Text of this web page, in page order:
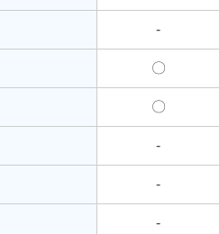
-
〇
〇
-
-
-